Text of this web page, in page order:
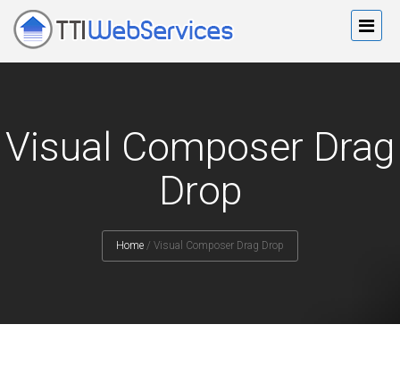
Visual Composer Drag
Drop
Home / Visual Composer Drag Drop